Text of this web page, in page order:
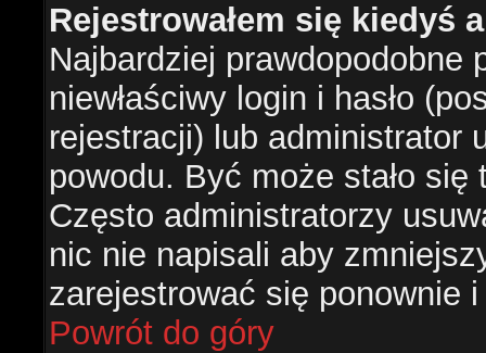
Rejestrowałem się kiedyś
Najbardziej prawdopodobne
niewłaściwy login i hasło
rejestracji) lub administrator
powodu. Być może stało
Często administratorzy
nic nie napisali aby
zarejestrować się ponownie
Powrót do góry